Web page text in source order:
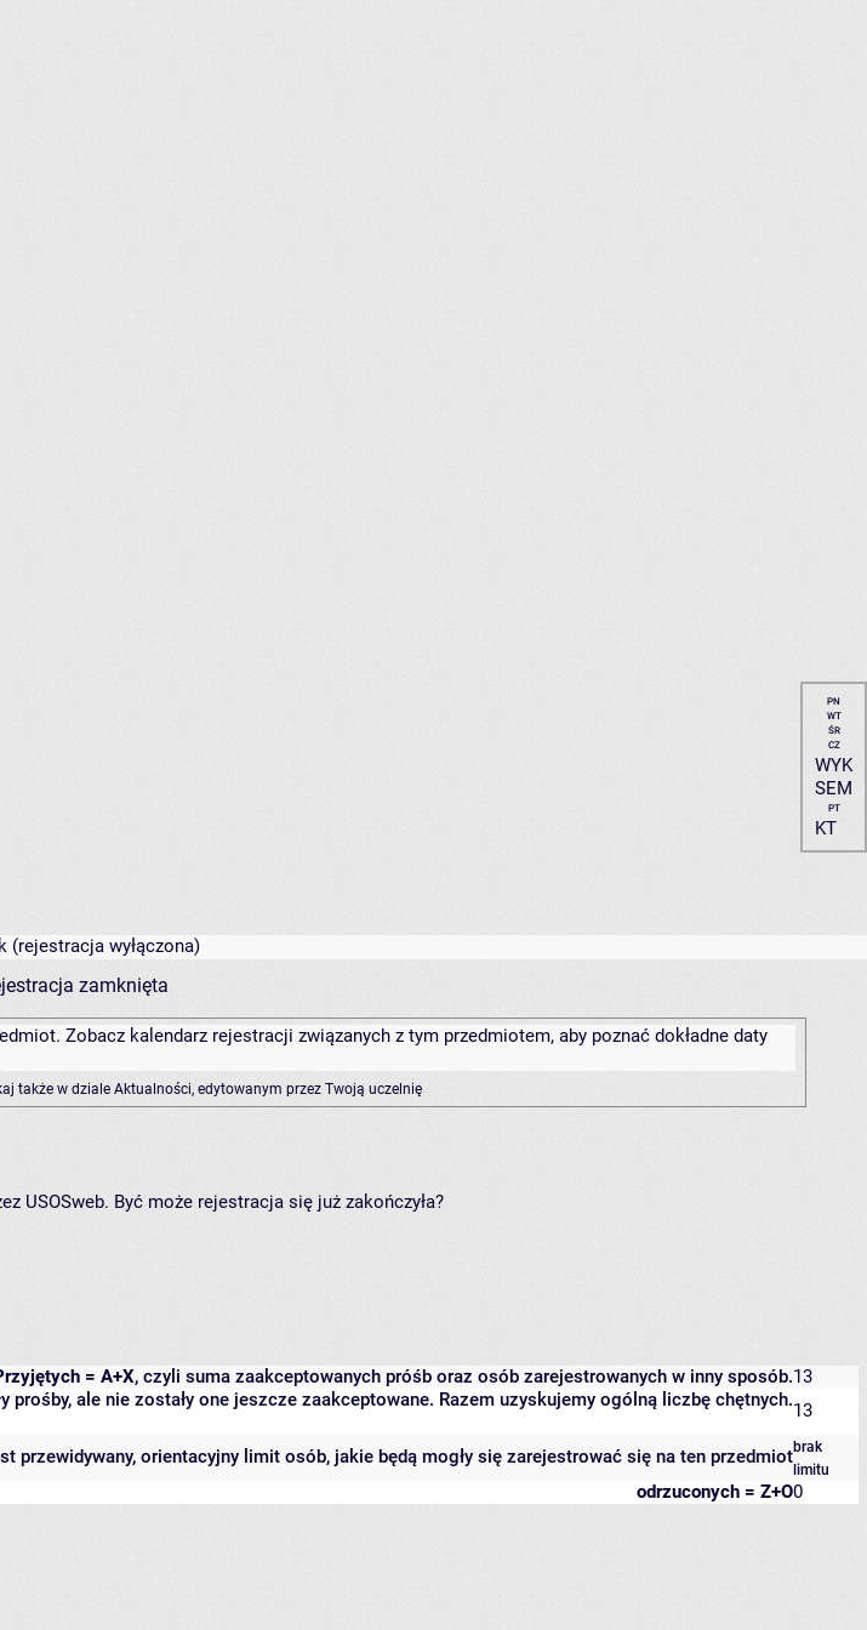
PN
WT
ŚR
CZ
WYK
SEM
PT
KT
(rejestracja wyłączona)
zamknięta
Zobacz kalendarz rejestracji związanych z tym przedmiotem, aby poznać dokładne daty
także w dziale Aktualności, edytowanym przez Twoją uczelnię
USOSweb. Być może rejestracja się już zakończyła?
= A+X, czyli suma zaakceptowanych próśb oraz osób zarejestrowanych w inny sposób.13
ale nie zostały one jeszcze zaakceptowane. Razem uzyskujemy ogólną liczbę chętnych.13
przewidywany, orientacyjny limit osób, jakie będą mogły się zarejestrować się na ten przedmiotbrak
limitu
odrzuconych = Z+O0